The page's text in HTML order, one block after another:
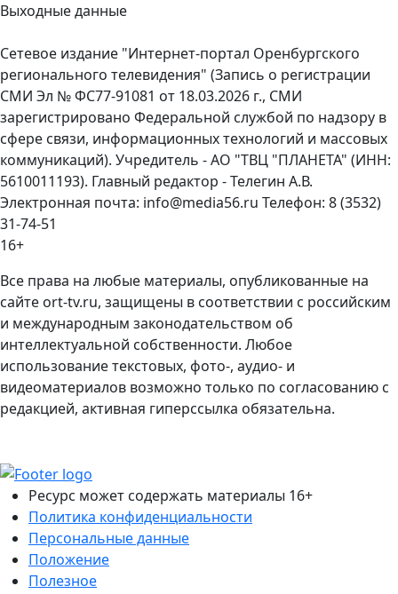
Выходные данные
Сетевое издание "Интернет-портал Оренбургского
регионального телевидения" (Запись о регистрации
СМИ Эл № ФС77-91081 от 18.03.2026 г., СМИ
зарегистрировано Федеральной службой по надзору в
сфере связи, информационных технологий и массовых
коммуникаций). Учредитель - АО "ТВЦ "ПЛАНЕТА" (ИНН:
5610011193). Главный редактор - Телегин А.В.
Электронная почта: info@media56.ru Телефон: 8 (3532)
31-74-51
16+
Все права на любые материалы, опубликованные на
сайте ort-tv.ru, защищены в соответствии с российским
и международным законодательством об
интеллектуальной собственности. Любое
использование текстовых, фото-, аудио- и
видеоматериалов возможно только по согласованию с
редакцией, активная гиперссылка обязательна.
Ресурс может содержать материалы 16+
Политика конфиденциальности
Персональные данные
Положение
Полезное